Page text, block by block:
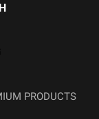
PRODUCTS